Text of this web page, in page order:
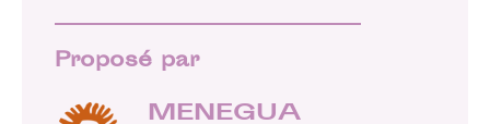
Proposé par
MENEGUA